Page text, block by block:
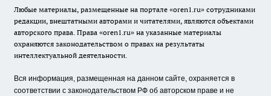
Любые материалы, размещенные на портале «oren1.ru» сотрудниками
редакции, внештатными авторами и читателями, являются объектами
авторского права. Права «oren1.ru» на указанные материалы
охраняются законодательством о правах на результаты
интеллектуальной деятельности.
Вся информация, размещенная на данном сайте, охраняется в
соответствии с законодательством РФ об авторском праве и не